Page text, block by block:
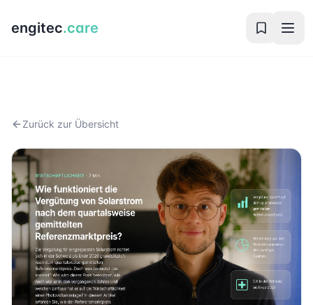
engitec.care
Zurück zur Übersicht